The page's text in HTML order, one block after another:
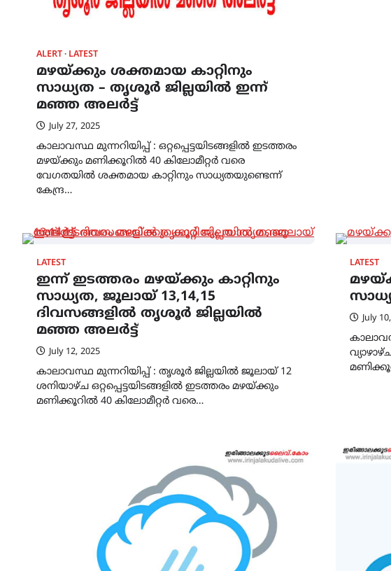
ALERT LATEST
മഴയ്ക്കും ശക്തമായ കാറ്റിനും
സാധ്യത – തൃശൂർ ജില്ലയിൽ ഇന്ന്
മഞ്ഞ അലർട്ട്
July 27, 2025
കാലാവസ്ഥ മുന്നറിയിപ്പ് : ഒറ്റപ്പെട്ടയിടങ്ങളിൽ ഇടത്തരം
മഴയ്ക്കും മണിക്കൂറിൽ 40 കിലോമീറ്റർ വരെ
വേഗതയിൽ ശക്തമായ കാറ്റിനും സാധ്യതയുണ്ടെന്ന്
കേന്ദ്ര…
LATEST
ഇന്ന് ഇടത്തരം മഴയ്ക്കും കാറ്റിനും
സാധ്യത, ജൂലായ് 13,14,15
ദിവസങ്ങളിൽ തൃശൂർ ജില്ലയിൽ
മഞ്ഞ അലർട്ട്
July 12, 2025
കാലാവസ്ഥ മുന്നറിയിപ്പ് : തൃശൂർ ജില്ലയിൽ ജൂലായ് 12
ശനിയാഴ്ച ഒറ്റപ്പെട്ടയിടങ്ങളിൽ ഇടത്തരം മഴയ്ക്കും
മണിക്കൂറിൽ 40 കിലോമീറ്റർ വരെ…
LATEST
July